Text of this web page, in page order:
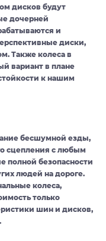
дисков будут
дочерней
и
диски,
Также колеса в
вариант в плане
к нашим
бесшумной езды,
сцепления с любым
полной безопасности
людей на дороге.
колеса,
только
шин и дисков,